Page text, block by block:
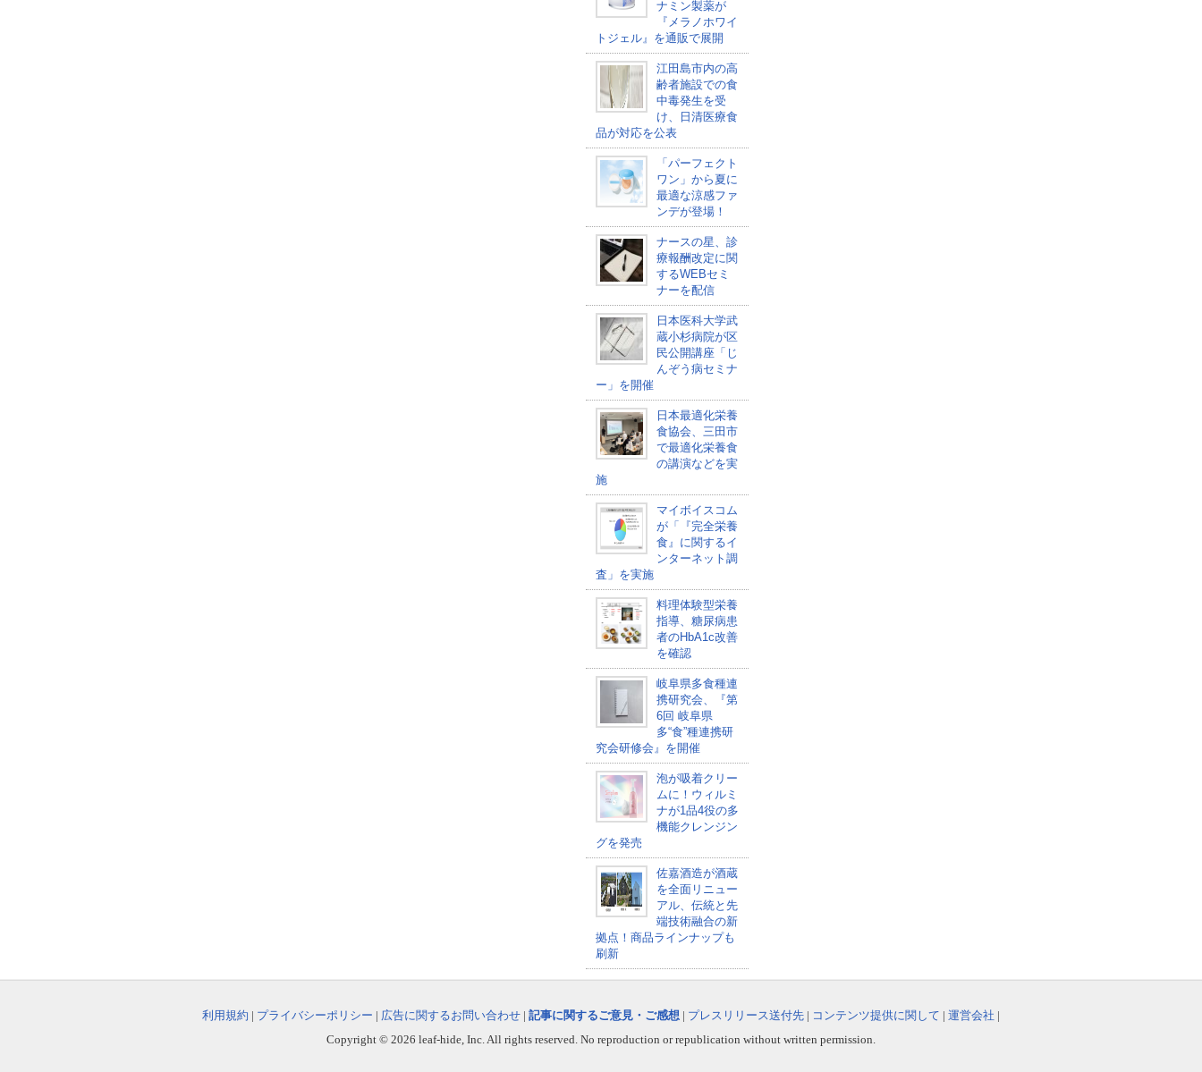
ナミン製薬が
『メラノホワイ
トジェル』を通販で展開
江田島市内の高
齢者施設での食
中毒発生を受
け、日清医療食
品が対応を公表
「パーフェクト
ワン」から夏に
最適な涼感ファ
ンデが登場！
ナースの星、診
療報酬改定に関
するWEBセミ
ナーを配信
日本医科大学武
蔵小杉病院が区
民公開講座「じ
んぞう病セミナ
ー」を開催
日本最適化栄養
食協会、三田市
で最適化栄養食
の講演などを実
施
マイボイスコム
が「『完全栄養
食』に関するイ
ンターネット調
査」を実施
料理体験型栄養
指導、糖尿病患
者のHbA1c改善
を確認
岐阜県多食種連
携研究会、『第
6回 岐阜県
多“食”種連携研
究会研修会』を開催
泡が吸着クリー
ムに！ウィルミ
ナが1品4役の多
機能クレンジン
グを発売
佐嘉酒造が酒蔵
を全面リニュー
アル、伝統と先
端技術融合の新
拠点！商品ラインナップも
刷新
利用規約 | プライバシーポリシー | 広告に関するお問い合わせ | 記事に関するご意見・ご感想 | プレスリリース送付先 | コンテンツ提供に関して | 運営会社 |
Copyright © 2026 leaf-hide, Inc. All rights reserved. No reproduction or republication without written permission.